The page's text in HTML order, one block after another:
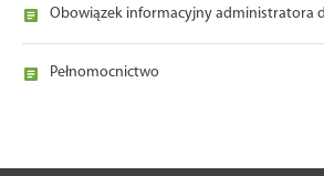
Obowiązek informacyjny administratora
Pełnomocnictwo